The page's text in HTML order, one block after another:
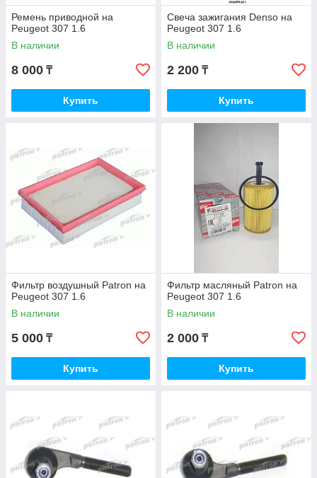
Ремень приводной на
Peugeot 307 1.6
В наличии
8 000 ₸
Купить
Свеча зажигания Denso на
Peugeot 307 1.6
В наличии
2 200 ₸
Купить
Фильтр воздушный Patron на
Peugeot 307 1.6
В наличии
5 000 ₸
Купить
Фильтр масляный Patron на
Peugeot 307 1.6
В наличии
2 000 ₸
Купить